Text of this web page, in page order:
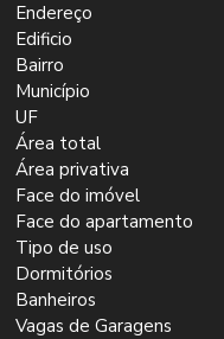
Endereço
Edificio
Bairro
Município
UF
Área total
Área privativa
Face do imóvel
Face do apartamento
Tipo de uso
Dormitórios
Banheiros
Vagas de Garagens